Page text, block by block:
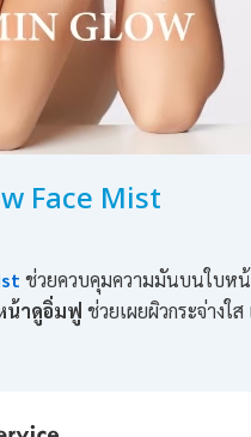
Face Mist
ช่วยควบคุมความมันบนใบห
น้าดูอิ่มฟู ช่วยเผยผิวกระจ่างใส